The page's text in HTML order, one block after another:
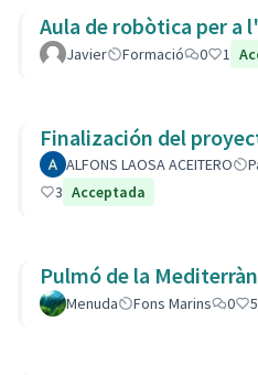
Aula de robòtica per a
Javier Formació 0 1
Finalización del
ALFONS LAOSA ACEITERO
3 Acceptada
Pulmó de la
Menuda Fons Marins 0 5